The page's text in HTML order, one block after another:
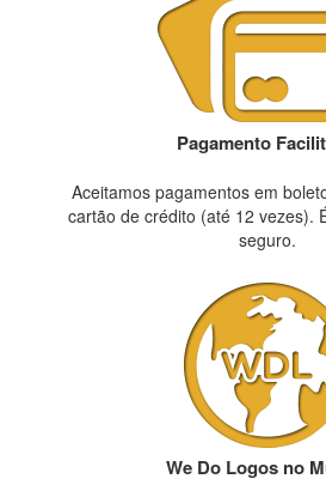
Pagamento
Aceitamos pagamentos em
cartão de crédito (até 12 vezes).
seguro.
We Do Logos no